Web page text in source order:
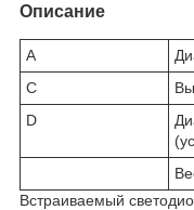
Описание
A
C
D
Встраиваемый